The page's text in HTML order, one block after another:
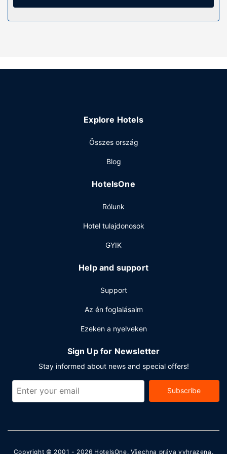
Az ingatlanhoz tartozó felszereltség
ingyenes wifihozzáférés. A motel kiegészítő szolgáltatásai
bár/delikát kínálatával tud szolgálni.
érkező vendégek számára ingyenes egyéni parkolás
Explore Hotels
Összes ország
Blog
HotelsOne
Rólunk
Hotel tulajdonosok
GYIK
Help and support
Support
Az én foglalásaim
Ezeken a nyelveken
Sign Up for Newsletter
Stay informed about news and special offers!
Subscribe
Copyright © 2001 - 2026 HotelsOne. Všechna práva vyhrazena.